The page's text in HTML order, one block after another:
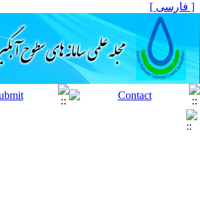
[ فارسی ]